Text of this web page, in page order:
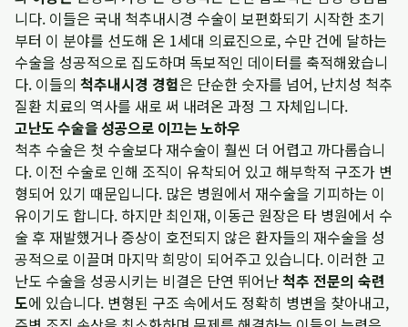
니다. 이들은 국내 척추내시경 수술이 보편화되기 시작한 초기
부터 이 분야를 선도해 온 1세대 의료진으로, 수만 건에 달하는
수술을 성공적으로 집도하며 독보적인 데이터를 축적해왔습니
다. 이들의 척추내시경 경험은 단순한 숫자를 넘어, 난치성 척추
질환 치료의 역사를 새로 써 내려온 과정 그 자체입니다.
고난도 수술을 성공으로 이끄는 노하우
척추 수술은 첫 수술보다 재수술이 훨씬 더 어렵고 까다롭습니
다. 이전 수술로 인해 조직이 유착되어 있고 해부학적 구조가 변
형되어 있기 때문입니다. 많은 병원에서 재수술을 기피하는 이
유이기도 합니다. 하지만 최인재, 이동근 원장은 타 병원에서 수
술 후 재발했거나 증상이 호전되지 않은 환자들의 재수술을 성
공적으로 이끌며 마지막 희망이 되어주고 있습니다. 이러한 고
난도 수술을 성공시키는 비결은 단연 뛰어난척추 전문의 숙련
도에 있습니다. 변형된 구조 속에서도 정확히 병변을 찾아내고,